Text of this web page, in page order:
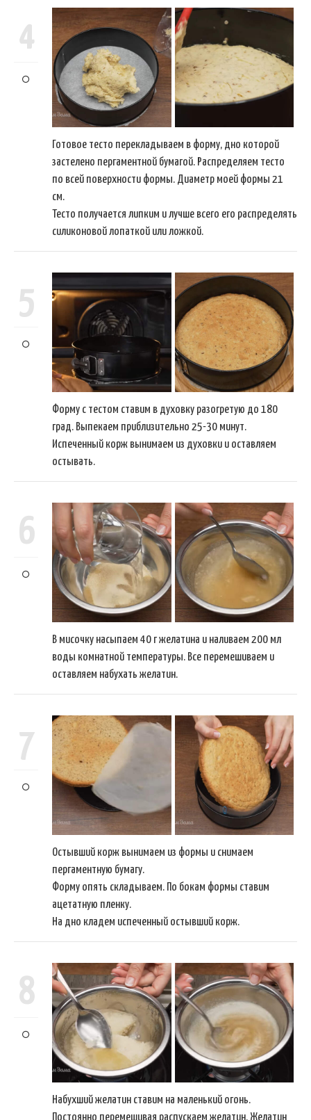
4
Готовое тесто перекладываем в форму, дно которой
застелено пергаментной бумагой. Распределяем тесто
по всей поверхности формы. Диаметр моей формы 21
см.
Тесто получается липким и лучше всего его распределять
силиконовой лопаткой или ложкой.
5
Форму с тестом ставим в духовку разогретую до 180
град. Выпекаем приблизительно 25-30 минут.
Испеченный корж вынимаем из духовки и оставляем
остывать.
6
В мисочку насыпаем 40 г желатина и наливаем 200 мл
воды комнатной температуры. Все перемешиваем и
оставляем набухать желатин.
7
Остывший корж вынимаем из формы и снимаем
пергаментную бумагу.
Форму опять складываем. По бокам формы ставим
ацетатную пленку.
На дно кладем испеченный остывший корж.
8
Набухший желатин ставим на маленький огонь.
Постоянно перемешивая распускаем желатин. Желатин